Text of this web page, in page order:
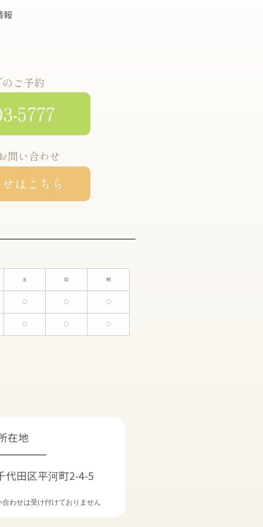
報
ご予約
5777
問い合わせ
はこちら
土 日 祝
○ ○ ○
○ ○ ○
在地
代田区平河町2-4-5
わせは受け付けておりません